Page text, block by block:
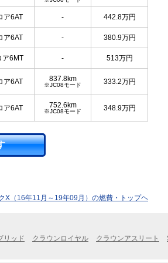
ア6AT - 442.8万円
ア6AT - 380.9万円
ア6MT - 513万円
ア6AT 837.8km
※JC08モード 333.2万円
ア6AT 752.6km
※JC08モード 348.9万円
X（16年11月～19年09月）の燃費・トップヘ
リッド クラウンロイヤル クラウンアスリート